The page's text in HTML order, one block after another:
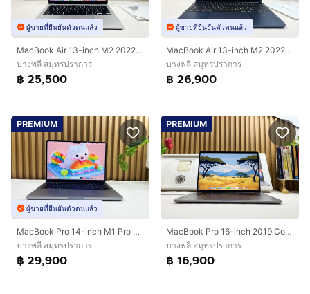
ผู้ขายที่ยืนยันตัวตนแล้ว
MacBook Air 13-inch M2 2022 Ram8GB SSD512GB silver CPU-8 core, GPU8-core
บางพลี สมุทรปราการ
฿ 25,500
ผู้ขายที่ยืนยันตัวตนแล้ว
MacBook Air 13-inch M2 2022 Ram16GB SSD256GB Midnight CPU-8 core, GPU8-core
บางพลี สมุทรปราการ
฿ 26,900
PREMIUM
ผู้ขายที่ยืนยันตัวตนแล้ว
MacBook Pro 14-inch M1 Pro 2021 Ram16GB SSD512GB Space gray
บางพลี สมุทรปราการ
฿ 29,900
PREMIUM
MacBook Pro 16-inch 2019 Core i7 Ram16GB SSD512GB Space Gray
บางพลี สมุทรปราการ
฿ 16,900